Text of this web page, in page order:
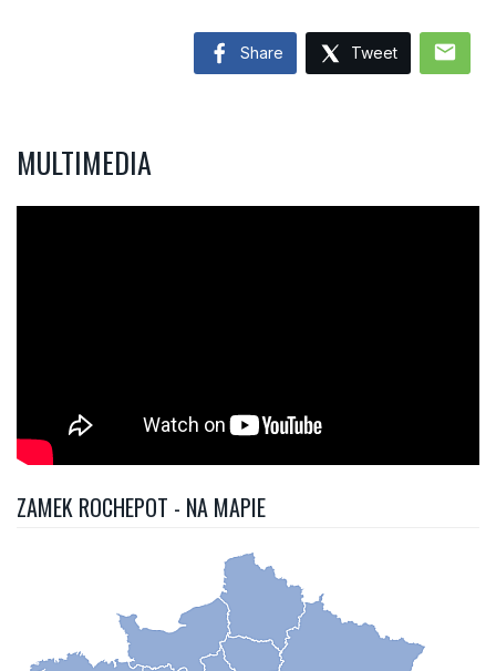
Share Tweet mail
MULTIMEDIA
ZAMEK ROCHEPOT - NA MAPIE